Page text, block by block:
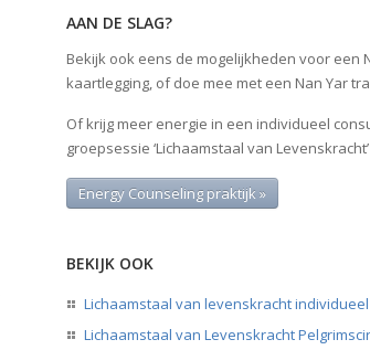
AAN DE SLAG?
Bekijk ook eens de mogelijkheden voor een
kaartlegging, of doe mee met een Nan Yar
Of krijg meer energie in een individueel
groepsessie ‘Lichaamstaal van Levenskracht’
Energy Counseling praktijk »
BEKIJK OOK
Lichaamstaal van levenskracht
Lichaamstaal van Levenskracht